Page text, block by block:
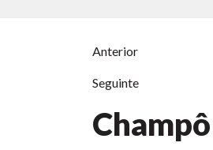
Anterior
Seguinte